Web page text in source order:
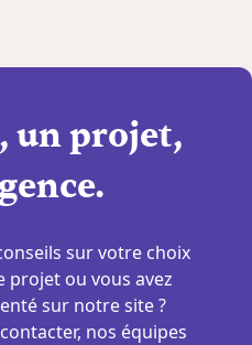
un projet,
sur votre choix
projet ou vous avez
sur notre site ?
nos équipes